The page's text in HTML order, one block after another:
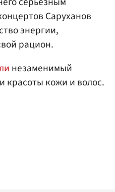
Саруханов
энергии,
рацион.
незаменимый
красоты кожи и волос.